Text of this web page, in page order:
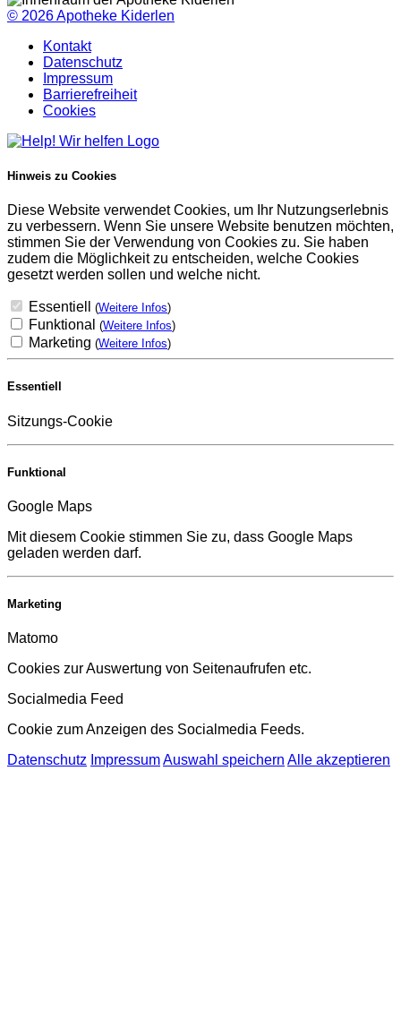
© 2026Apotheke Kiderlen
Kontakt
Datenschutz
Impressum
Barrierefreiheit
Cookies
Hinweis zu Cookies
Diese Website verwendet Cookies, um Ihr Nutzungserlebnis
zu verbessern. Wenn Sie unsere Website benutzen möchten,
stimmen Sie der Verwendung von Cookies zu. Sie haben
zudem die Möglichkeit zu entscheiden, welche Cookies
gesetzt werden sollen und welche nicht.
Essentiell (Weitere Infos)
Funktional (Weitere Infos)
Marketing (Weitere Infos)
Essentiell
Sitzungs-Cookie
Funktional
Google Maps
Mit diesem Cookie stimmen Sie zu, dass Google Maps
geladen werden darf.
Marketing
Matomo
Cookies zur Auswertung von Seitenaufrufen etc.
Socialmedia Feed
Cookie zum Anzeigen des Socialmedia Feeds.
Datenschutz ImpressumAuswahl speichern Alle akzeptieren